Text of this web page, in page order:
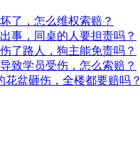
了，怎么维权索赔？
事，同桌的人要担责吗？
了路人，狗主能免责吗？
致学员受伤，怎么索赔？
花盆砸伤，全楼都要赔吗？